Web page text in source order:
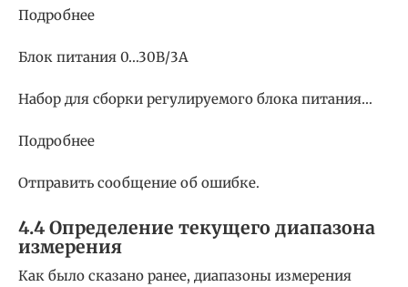
Подробнее
Блок питания 0…30В/3A
Набор для сборки регулируемого блока питания…
Подробнее
Отправить сообщение об ошибке.
4.4 Определение текущего диапазона
измерения
Как было сказано ранее, диапазоны измерения